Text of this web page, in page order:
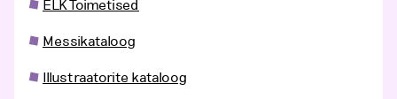
ELK Toimetised
Messikataloog
Illustraatorite kataloog